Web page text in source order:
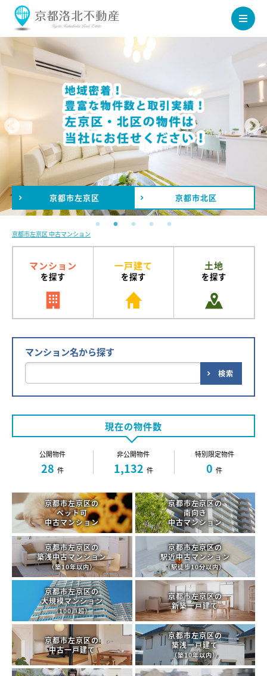
京都市左京区 京都市北区
京都市左京区 中古マンション
マンション
を探す
一戸建て
を探す
土地
を探す
マンション名から探す
検索
現在の物件数
公開物件
28 件
非公開物件
1,132 件
特別限定物件
0 件
京都市左京区の
ペット可
中古マンション
京都市左京区の
南向き
中古マンション
京都市左京区の
築浅中古マンション
（築10年以内）
京都市左京区の
駅近中古マンション
（駅徒歩10分以内）
京都市左京区の
大規模マンション
（100戸超）
京都市左京区の
新築一戸建て
京都市左京区の
中古一戸建て
京都市左京区の
築浅一戸建て
（築10年以内）